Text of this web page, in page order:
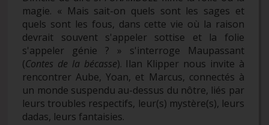
magie. « Mais sait-on quels sont les sages et
quels sont les fous, dans cette vie où la raison
devrait souvent s'appeler sottise et la folie
s'appeler génie ?
» s'interroge Maupassant
(Contes de la bécasse). Ilan Klipper nous invite à
rencontrer Aube, Yoan, et Marcus, connectés à
un monde suspendu au-dessus du nôtre, liés par
leurs troubles respectifs, leur(s) mystère(s), leurs
dadas, leurs fantaisies.